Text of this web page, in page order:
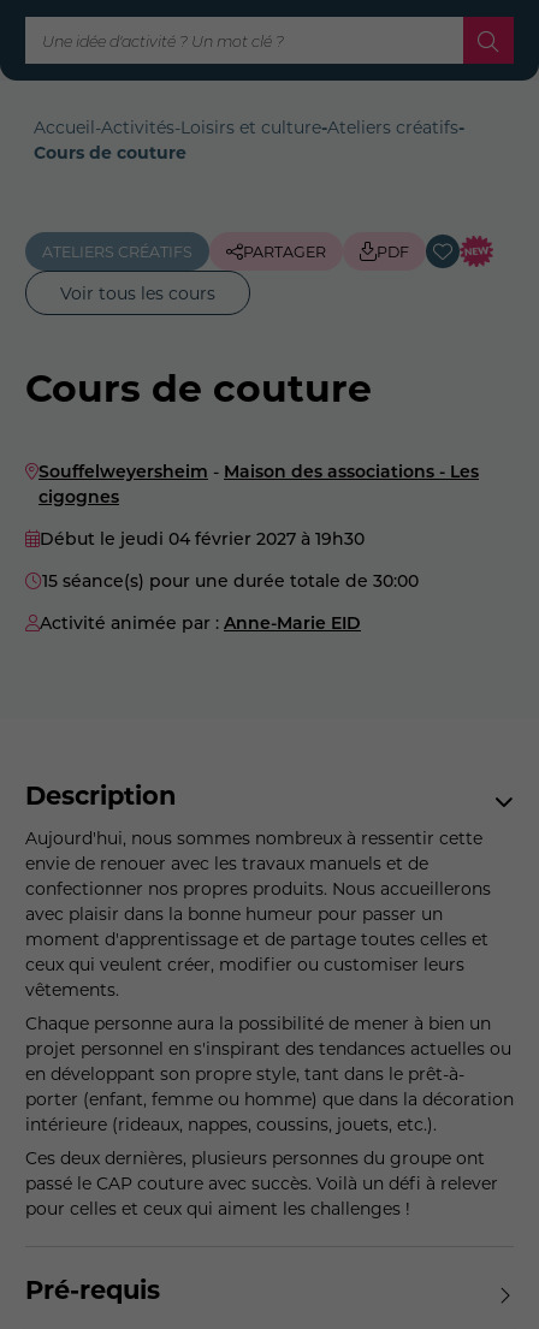
Accueil-Activités-Loisirs et culture-Ateliers créatifs-
Cours de couture
ATELIERS CRÉATIFS PARTAGER PDF
Voir tous les cours
Cours de couture
Souffelweyersheim - Maison des associations - Les
cigognes
Début le jeudi 04 février 2027 à 19h30
15 séance(s) pour une durée totale de 30:00
Activité animée par : Anne-Marie EID
Description
Aujourd'hui, nous sommes nombreux à ressentir cette
envie de renouer avec les travaux manuels et de
confectionner nos propres produits. Nous accueillerons
avec plaisir dans la bonne humeur pour passer un
moment d'apprentissage et de partage toutes celles et
ceux qui veulent créer, modifier ou customiser leurs
vêtements.
Chaque personne aura la possibilité de mener à bien un
projet personnel en s'inspirant des tendances actuelles ou
en développant son propre style, tant dans le prêt-à-
porter (enfant, femme ou homme) que dans la décoration
intérieure (rideaux, nappes, coussins, jouets, etc.).
Ces deux dernières, plusieurs personnes du groupe ont
passé le CAP couture avec succès. Voilà un défi à relever
pour celles et ceux qui aiment les challenges !
Pré-requis